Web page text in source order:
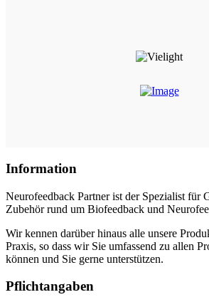
Information
Neurofeedback Partner ist der Spezialist für
Zubehör rund um Biofeedback und
Wir kennen darüber hinaus alle unsere
Praxis, so dass wir Sie umfassend zu allen
können und Sie gerne unterstützen.
Pflichtangaben